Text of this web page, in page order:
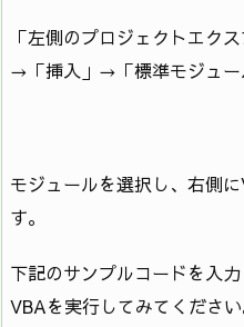
「左側のプロジェクトエク
→「挿入」→「標準モジュー
モジュールを選択し、右側
す。
下記のサンプルコードを入
VBAを実行してみてください